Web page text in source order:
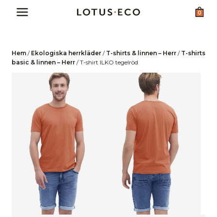
0
Hem / Ekologiska herrkläder / T-shirts & linnen – Herr / T-shirts
basic & linnen – Herr /T-shirt ILKO tegelröd